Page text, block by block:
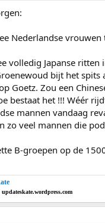
Nederlandse
volledig Japanse ritten
bijt het spits
Goetz. Zou een
bestaat het !!! Wéér
mannen vandaag
zo veel mannen die
B-groepen op de
updateskate.wordpress.com